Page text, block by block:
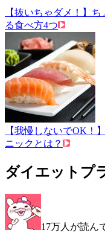
【抜いちゃダメ！】
る食べ方4つ
【我慢しないでOK！
ニックとは？
ダイエットプ
17万人が読ん